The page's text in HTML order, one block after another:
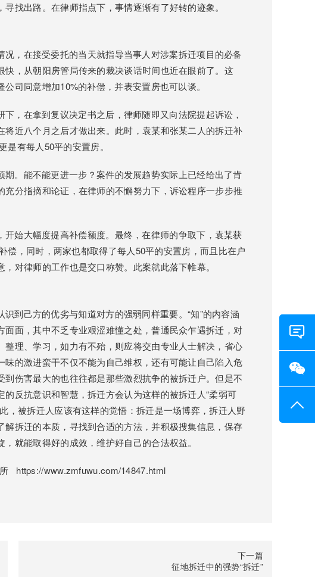
找出路。在律师指点下，事情逐渐有了好转的迹象。
，在接受委托的当天就指导当事人对涉案拆迁项目的必备
，从朝阳房管局传来的裁决谈话时间也近在眼前了。这
司同意增加10%的补偿，并表安置房也可以谈。
在拿到复议决定书之后，律师随即又向法院提起诉讼，
近八个月之后才做出来。此时，袁某和张某二人的拆迁补
有每人50平的安置房。
。能不能更进一步？案件的发展趋势实际上已经给出了肯
分指摘和论证，在律师的不懈努力下，诉讼程序一步步推
始大幅度提高补偿额度。最终，在律师的争取下，袁某获
偿，同时，两家也都取得了每人50平的安置房，而且比在户
对律师的工作也是交口称赞。此案就此落下帷幕。
己方的优劣与知道对方的强弱同样重要。“知”的内容涵
面，其中不乏专业艰涩难懂之处，普通民众乍遇拆迁，对
理、学习，如力有不殆，则应将交由专业人士解决，省心
的激进蛮干不仅不能为自己维权，还有可能让自己陷入危
伤害最大的也往往都是那些激烈抗争的被拆迁户。但是不
反抗意识和智慧，拆迁方会认为这样的被拆迁人“柔弱可
，被拆迁人应该有这样的觉悟：拆迁是一场博弈，拆迁人野
拆迁的本质，寻找到合适的方法，并积极搜集信息，保存
就能取得好的成效，维护好自己的合法权益。
https://www.zmfuwu.com/14847.html
下一篇
征地拆迁中的强势“拆迁”
在线
询
询